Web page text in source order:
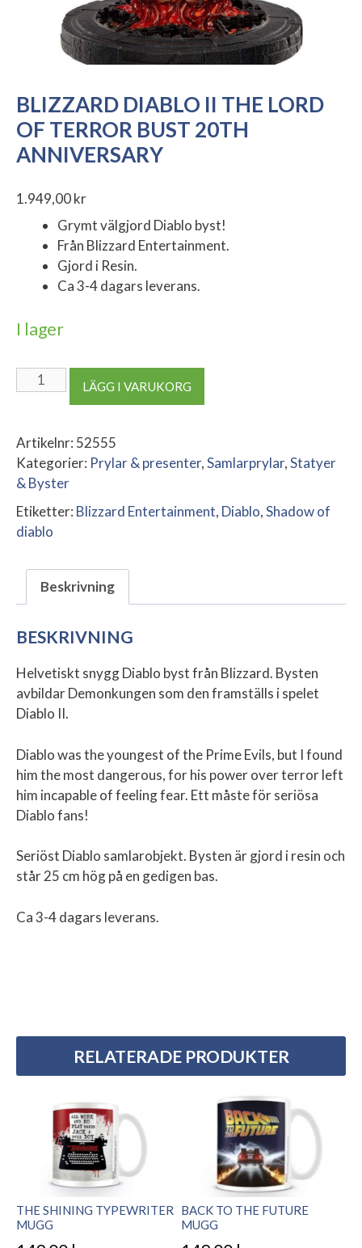
BLIZZARD DIABLO II THE LORD
OF TERROR BUST 20TH
ANNIVERSARY
1.949,00kr
Grymt välgjord Diablo byst!
Från Blizzard Entertainment.
Gjord i Resin.
Ca 3-4 dagars leverans.
I lager
Blizzard
Diablo
The
Lord
of
Bust
20th
mängd
LÄGG I VARUKORG
Artikelnr: 52555
Kategorier: Prylar & presenter,Samlarprylar,Statyer
& Byster
Etiketter: Blizzard Entertainment, Diablo,Shadow of
diablo
Beskrivning
BESKRIVNING
Helvetiskt snygg Diablo byst från Blizzard. Bysten
avbildar Demonkungen som den framställs i spelet
Diablo II.
Diablo was the youngest of the Prime Evils, but I found
him the most dangerous, for his power over terror left
him incapable of feeling fear. Ett måste för seriösa
Diablo fans!
Seriöst Diablo samlarobjekt. Bysten är gjord i resin och
står 25 cm hög på en gedigen bas.
Ca 3-4 dagars leverans.
RELATERADE PRODUKTER
THE SHINING TYPEWRITER
MUGG
BACK TO THE FUTURE
MUGG